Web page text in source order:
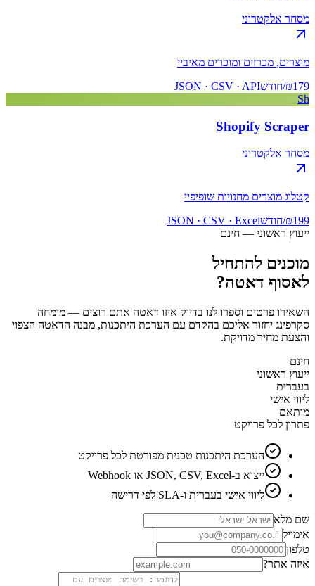
מסחר אלקטרוני
מוצרים, מכרזים ומוכרים מאיביי
₪179/חודש
JSON · CSV · API
Sh
Shopify Scraper
מסחר אלקטרוני
קטלוג מוצרים מחנויות שופיפיי
₪199/חודש
JSON · CSV · Excel
ייעוץ ראשוני — חינם
מוכנים להתחיל
לאסוף דאטה?
השאירו פרטים וספרו לנו בדיוק איזו דאטה אתם רוצים — מומחה
סקרפינג יחזור אליכם בהקדם עם הערכת היתכנות, מבנה הדאטה הצפוי
והצעת מחיר מדויקת.
חינם
ייעוץ ראשוני
בעברית
ליווי אישי
מותאם
פתרון לכל פרויקט
הערכת היתכנות טכנית מפורטת לכל פרויקט
ייצוא ב-JSON, CSV, Excel או Webhook
ליווי אישי בעברית ו-SLA לפי דרישה
שם מלא
אימייל
טלפון
איזה אתר?